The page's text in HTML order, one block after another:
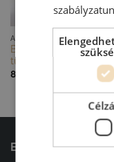
GYORS NÉZET
AJÁNDÉKOK BALLAGÓKNAK
Ballagási virágcsokor
tulipánnal
8 900